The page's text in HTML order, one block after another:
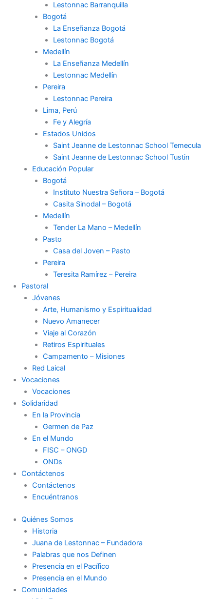
Lestonnac Barranquilla
Bogotá
La Enseñanza Bogotá
Lestonnac Bogotá
Medellín
La Enseñanza Medellín
Lestonnac Medellín
Pereira
Lestonnac Pereira
Lima, Perú
Fe y Alegría
Estados Unidos
Saint Jeanne de Lestonnac School Temecula
Saint Jeanne de Lestonnac School Tustin
Educación Popular
Bogotá
Instituto Nuestra Señora – Bogotá
Casita Sinodal – Bogotá
Medellín
Tender La Mano – Medellín
Pasto
Casa del Joven – Pasto
Pereira
Teresita Ramírez – Pereira
Pastoral
Jóvenes
Arte, Humanismo y Espiritualidad
Nuevo Amanecer
Viaje al Corazón
Retiros Espirituales
Campamento – Misiones
Red Laical
Vocaciones
Vocaciones
Solidaridad
En la Provincia
Germen de Paz
En el Mundo
FISC – ONGD
ONDs
Contáctenos
Contáctenos
Encuéntranos
Quiénes Somos
Historia
Juana de Lestonnac – Fundadora
Palabras que nos Definen
Presencia en el Pacífico
Presencia en el Mundo
Comunidades